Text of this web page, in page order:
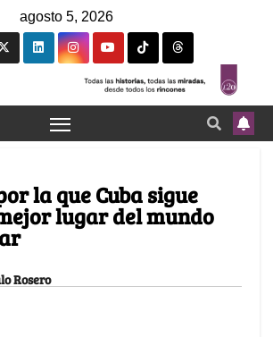
agosto 5, 2026
la que Cuba sigue
lugar del mundo
Rosero